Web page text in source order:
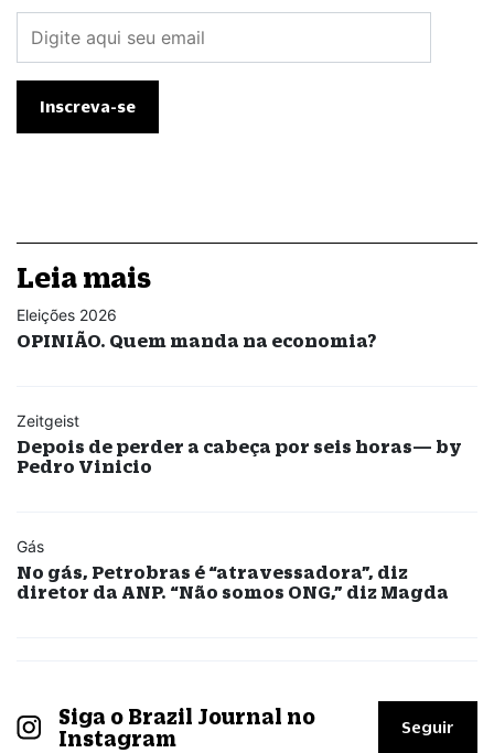
Leia mais
Eleições 2026
OPINIÃO. Quem manda na economia?
Zeitgeist
Depois de perder a cabeça por seis horas— by
Pedro Vinicio
Gás
No gás, Petrobras é “atravessadora”, diz
diretor da ANP. “Não somos ONG,” diz Magda
Siga o Brazil Journal no
Instagram
Seguir